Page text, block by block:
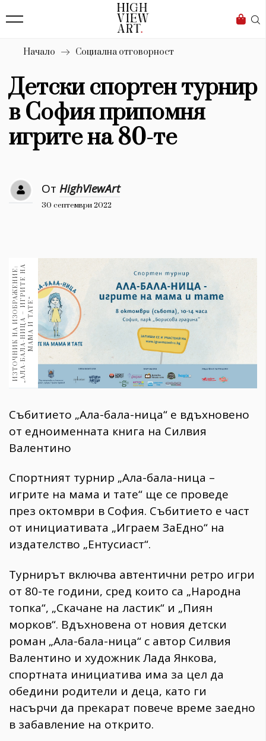
Бизнес
Мода
Dialogue
Изкуство
4340
Красота
Дизайн
Книги
30+
Гурме 1710
Пътувай
237
Здраве 389
Gentlemen
382
1817
ПОСЛЕДВАЙТЕ
НИ
Начало Социална отговорност
Детски спортен турнир
в София припомня
игрите на 80-те
От HighViewArt
30 септември 2022
И
З
Т
О
Ч
Н
И
К
Н
А
И
З
О
Б
РА
Ж
Е
Н
И
Е
:
„
А
Л
А
-
Б
А
Л
А
-
Н
И
Ц
А
–
И
Г
Р
И
Т
Е
НА
М
А
М
А
И
Т
А
Т
Е“
Събитието „Ала-бала-ница“ е вдъхновено
от едноименната книга на Силвия
Валентино
Спортният турнир „Ала-бала-ница –
игрите на мама и тате“ ще се проведе
през октомври в София. Събитието е част
от инициативата „Играем ЗаЕдно“ на
издателство „Ентусиаст“.
Турнирът включва автентични ретро игри
от 80-те години, сред които са „Народна
топка“, „Скачане на ластик“ и „Пиян
морков“. Вдъхновена от новия детски
роман „Ала-бала-ница“ с автор Силвия
Валентино и художник Лада Янкова,
спортната инициатива има за цел да
обедини родители и деца, като ги
насърчи да прекарат повече време заедно
в забавление на открито.